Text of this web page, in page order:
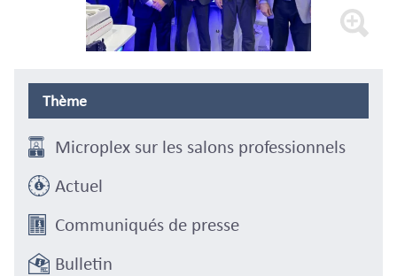
Thème
Microplex sur les salons professionnels
Actuel
Communiqués de presse
Bulletin